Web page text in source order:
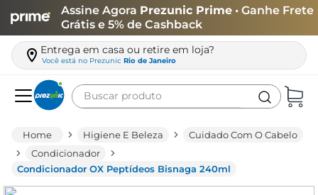
Assine Agora Prezunic Prime • Ganhe Frete
Grátis e 5% de Cashback
Entrega em casa ou retire em loja?
Você está no Prezunic Rio de Janeiro
Buscar produto
Higiene E Beleza
Cuidado Com O Cabelo
Condicionador
Condicionador OX Peptídeos Bisnaga 240ml
leite